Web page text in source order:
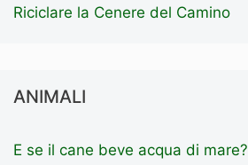
Riciclare la Cenere del Camino
ANIMALI
E se il cane beve acqua di mare?